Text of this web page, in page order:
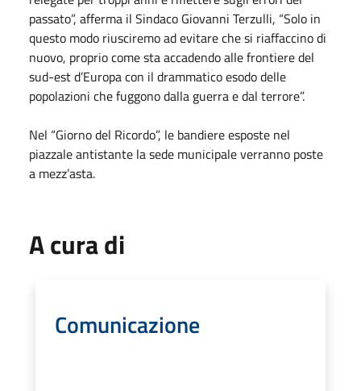
passato”, afferma il Sindaco Giovanni Terzulli, “Solo in
questo modo riusciremo ad evitare che si riaffaccino di
nuovo, proprio come sta accadendo alle frontiere del
sud-est d’Europa con il drammatico esodo delle
popolazioni che fuggono dalla guerra e dal terrore”.
Nel “Giorno del Ricordo”, le bandiere esposte nel
piazzale antistante la sede municipale verranno poste
a mezz’asta.
A cura di
Comunicazione